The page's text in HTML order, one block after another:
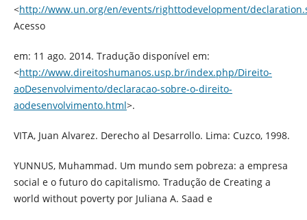
<http://www.un.org/en/events/righttodevelopment/
Acesso
em: 11 ago. 2014. Tradução disponível em:
<http://www.direitoshumanos.usp.br/index.php/Direito-
aoDesenvolvimento/declaracao-sobre-o-direito-
aodesenvolvimento.html>.
VITA, Juan Alvarez. Derecho al Desarrollo. Lima: Cuzco, 1998.
YUNNUS, Muhammad. Um mundo sem pobreza: a empresa
social e o futuro do capitalismo. Tradução de Creating a
world without poverty por Juliana A. Saad e